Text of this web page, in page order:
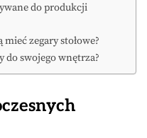
do produkcji
zegary stołowe?
do swojego wnętrza?